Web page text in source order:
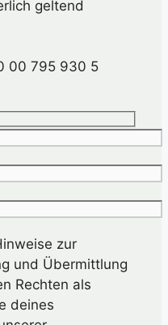
geltend
00 795 930 5
zur
und Übermittlung
Rechten als
deines